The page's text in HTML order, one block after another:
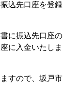
込先口座を登録
に振込先口座の
に入金いたしま
すので、坂戸市